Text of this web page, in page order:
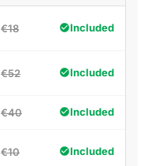
€18 Included
€52 Included
€40 Included
€10 Included